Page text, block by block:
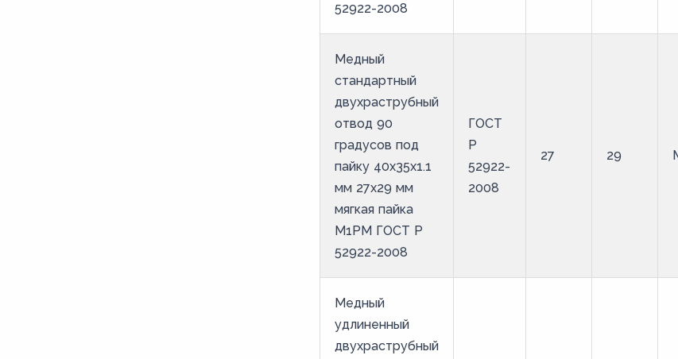
52922-2008
Медный
стандартный
двухраструбный
отвод 90
градусов под
пайку 40х35х1.1
мм 27х29 мм
мягкая пайка
М1РМ ГОСТ Р
52922-2008
ГОСТ
Р
52922-
2008
27 29
Медный
удлиненный
двухраструбный